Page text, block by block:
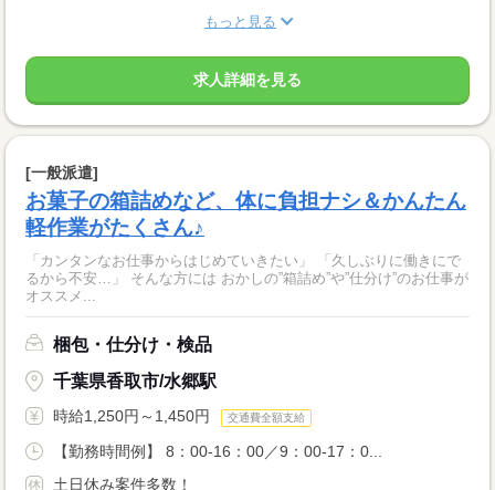
もっと見る
求人詳細を見る
[一般派遣]
お菓子の箱詰めなど、体に負担ナシ＆かんたん
軽作業がたくさん♪
「カンタンなお仕事からはじめていきたい」 「久しぶりに働きにで
るから不安…」 そんな方には おかしの”箱詰め”や”仕分け”のお仕事が
オススメ...
梱包・仕分け・検品
千葉県香取市/水郷駅
時給1,250円～1,450円 交通費全額支給
【勤務時間例】 8：00-16：00／9：00-17：0...
土日休み案件多数！